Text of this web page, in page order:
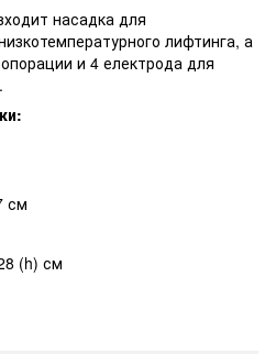
насадка для
лифтинга, а
и 4 електрода для
см
(h) см